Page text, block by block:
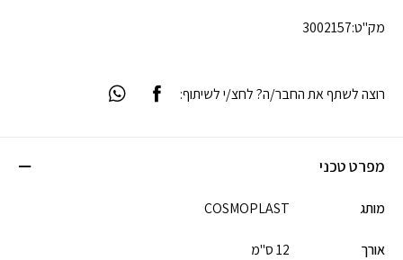
מק"ט:3002157
מפרט טכני
מותג COSMOPLAST
אורך 12 ס"מ
רוצה לשתף את החבר/ה? לחצ/י לשיתוף: